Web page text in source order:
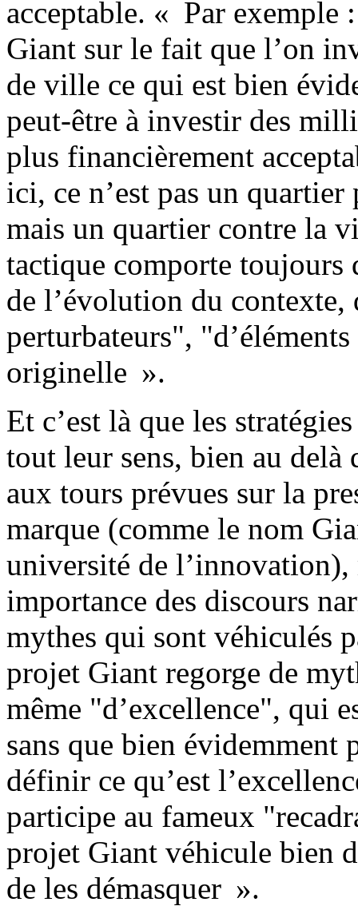
acceptable. « Par
Giant sur le fait que l’on
de ville ce qui est bien
peut-être à investir des
plus financièrement
ici, ce n’est pas un
mais un quartier contre la
tactique comporte
de l’évolution du contexte,
perturbateurs",
originelle ».
Et c’est là que les
tout leur sens, bien au delà
aux tours prévues sur la
marque (comme le nom
université de l’innovation),
importance des discours
mythes qui sont véhiculés
projet Giant regorge de
même "d’excellence", qui
sans que bien évidemment
définir ce qu’est
participe au fameux
projet Giant véhicule bien
de les démasquer ».